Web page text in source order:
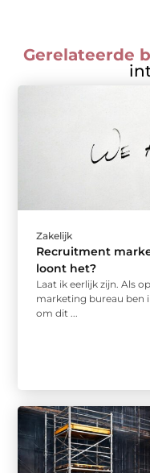
Gerelateerde
Zakelijk
Recruitment
loont het?
Laat ik eerlijk zijn. Als
marketing bureau ben
om dit ...